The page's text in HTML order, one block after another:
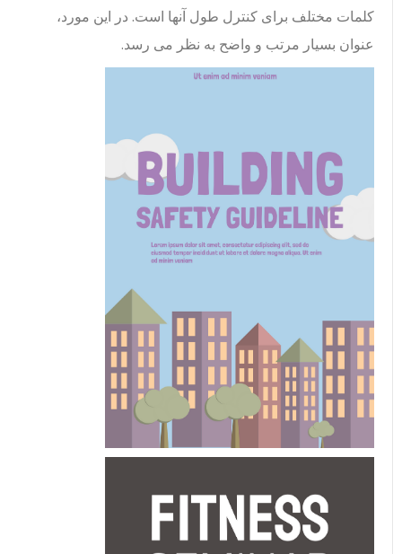
کلمات مختلف برای کنترل طول آنها است. در این مورد،
عنوان بسیار مرتب و واضح به نظر می رسد.